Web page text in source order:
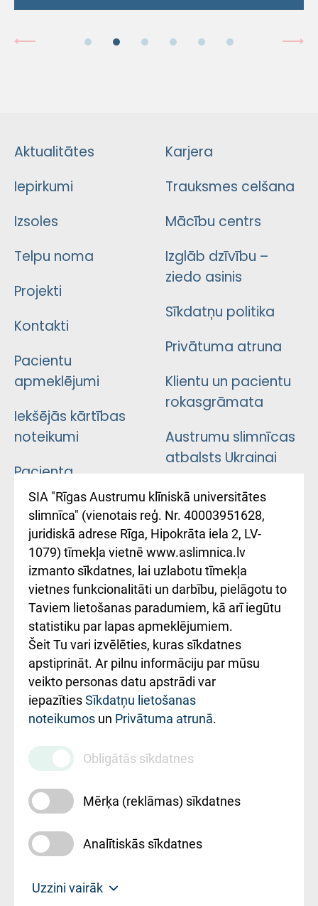
Aktualitātes
Iepirkumi
Izsoles
Telpu noma
Projekti
Kontakti
Pacientu
apmeklējumi
Iekšējās kārtības
noteikumi
Pacienta
atsauksmju/sūdzību
iesniegšanas
kārtība
Kā pie mums nokļūt
Rēķinu apmaksas
ceļvedis
Rekvizīti un
ārstniecības
iestādes kods
010000234
Maksas
pakalpojumu
cenrādis
Karjera
Trauksmes celšana
Mācību centrs
Izglāb dzīvību –
ziedo asinis
Sīkdatņu politika
Privātuma atruna
Klientu un pacientu
rokasgrāmata
Austrumu slimnīcas
atbalsts Ukrainai
Підтримка Східної
лікарні та співпраця з
Україною
SIA "Rīgas Austrumu klīniskā universitātes
slimnīca" (vienotais reģ. Nr. 40003951628,
juridiskā adrese Rīga, Hipokrāta iela 2, LV-
1079) tīmekļa vietnē www.aslimnica.lv
izmanto sīkdatnes, lai uzlabotu tīmekļa
vietnes funkcionalitāti un darbību, pielāgotu to
Taviem lietošanas paradumiem, kā arī iegūtu
statistiku par lapas apmeklējumiem.
Šeit Tu vari izvēlēties, kuras sīkdatnes
apstiprināt. Ar pilnu informāciju par mūsu
veikto personas datu apstrādi var
iepazītiesSīkdatņu lietošanas
noteikumos un Privātuma atrunā.
Obligātās sīkdatnes
Mērķa (reklāmas) sīkdatnes
Analītiskās sīkdatnes
Uzzini vairāk